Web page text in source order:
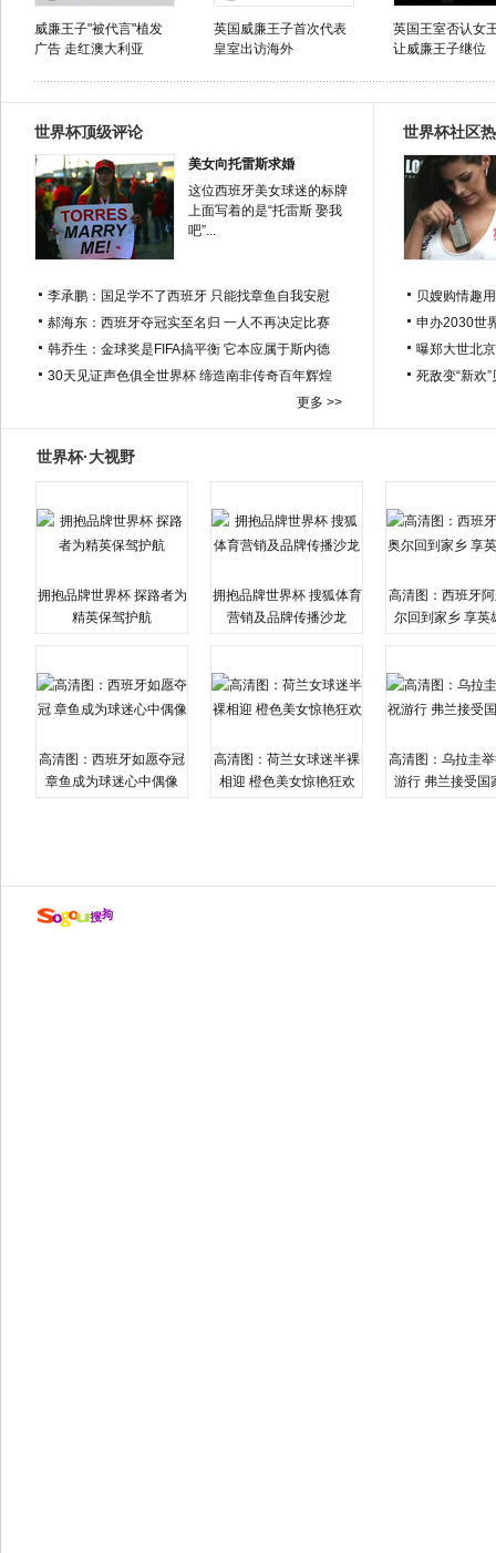
威廉王子"被代言"植发
广告 走红澳大利亚
英国威廉王子首次代表
皇室出访海外
英国王室否认女
让威廉王子继位
世界杯顶级评论
美女向托雷斯求婚
这位西班牙美女球迷的标牌
上面写着的是“托雷斯 娶我
吧”...
李承鹏：国足学不了西班牙 只能找章鱼自我安慰
郝海东：西班牙夺冠实至名归 一人不再决定比赛
韩乔生：金球奖是FIFA搞平衡 它本应属于斯内德
30天见证声色俱全世界杯 缔造南非传奇百年辉煌
更多 >>
世界杯社区
贝嫂购情趣
申办2030世
曝郑大世北
死敌变“新欢
世界杯·大视野
拥抱品牌世界杯 探路者为
精英保驾护航
拥抱品牌世界杯 搜狐体育
营销及品牌传播沙龙
高清图：西班牙
尔回到家乡 享英
高清图：西班牙如愿夺冠
章鱼成为球迷心中偶像
高清图：荷兰女球迷半裸
相迎 橙色美女惊艳狂欢
高清图：乌拉圭
游行 弗兰接受国